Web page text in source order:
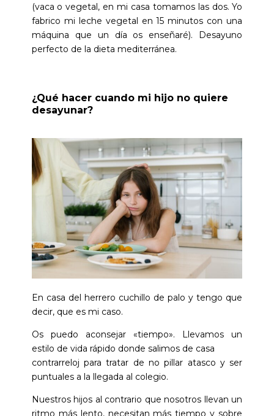
(vaca o vegetal, en mi casa tomamos las dos. Yo
fabrico mi leche vegetal en 15 minutos con una
máquina que un día os enseñaré). Desayuno
perfecto de la dieta mediterránea.
¿Qué hacer cuando mi hijo no quiere
desayunar?
En casa del herrero cuchillo de palo y tengo que
decir, que es mi caso.
Os puedo aconsejar «tiempo». Llevamos un
estilo de vida rápido donde salimos de casa
contrarreloj para tratar de no pillar atasco y ser
puntuales a la llegada al colegio.
Nuestros hijos al contrario que nosotros llevan un